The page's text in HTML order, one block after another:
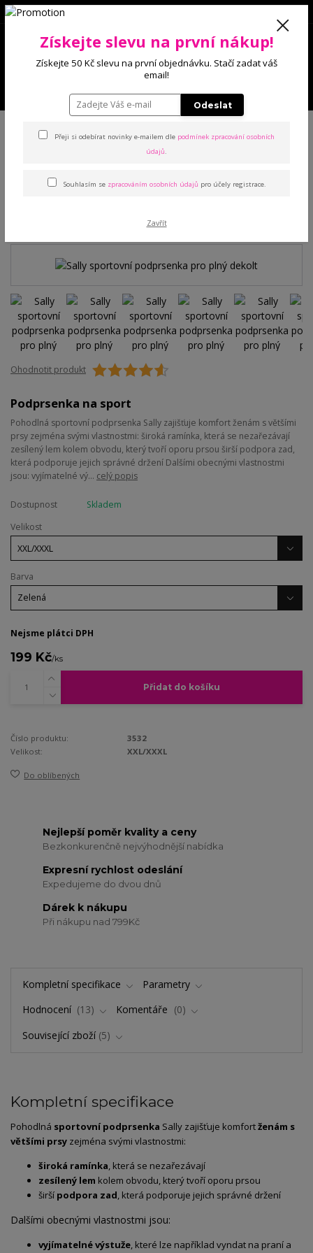
0 Kč
Sally sportovní podprsenka
Ohodnotit produkt
Podprsenka na sport
Pohodlná sportovní podprsenka Sally zajišťuje komfort ženám s většími
prsy zejména svými vlastnostmi: široká ramínka, která se nezařezávají
zesílený lem kolem obvodu, který tvoří oporu prsou širší podpora zad,
která podporuje jejich správné držení Dalšími obecnými vlastnostmi
jsou: vyjímatelné vý... celý popis
Dostupnost
Skladem
Velikost
Barva
Nejsme plátci DPH
199 Kč/ks
Přidat do košíku
Číslo produktu:
3532
Velikost:
XXL/XXXL
Do oblíbených
Nejlepší poměr kvality a ceny
Bezkonkurenčně nejvýhodnější nabídka
Expresní rychlost odeslání
Expedujeme do dvou dnů
Dárek k nákupu
Při nákupu nad 799Kč
Kompletní specifikace
Parametry
Hodnocení
13 Komentáře
0
Související zboží 5
Kompletní specifikace
Pohodlná sportovní podprsenka Sally zajišťuje komfortženám s
většími prsy zejména svými vlastnostmi:
široká ramínka, která se nezařezávají
zesílený lem kolem obvodu, který tvoří oporu prsou
širší podpora zad, která podporuje jejich správné držení
Dalšími obecnými vlastnostmi jsou:
vyjímatelné výstuže, které lze například vyndat na praní a
Získejte slevu na první nákup!
Získejte 50 Kč slevu na první objednávku. Stačí zadat váš
email!
Odeslat
Přeji si odebírat novinky e-mailem dle podmínek zpracování osobních
údajů.
Souhlasím se zpracováním osobních údajů pro účely registrace.
Zavřít